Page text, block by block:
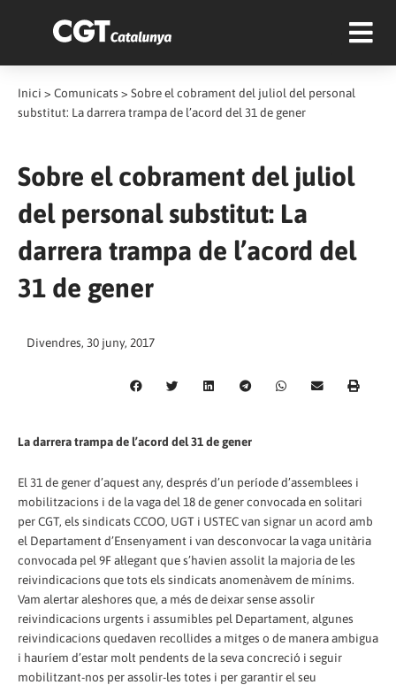
Inici > Comunicats > Sobre el cobrament del juliol del personal
substitut: La darrera trampa de l’acord del 31 de gener
Sobre el cobrament del juliol
del personal substitut: La
darrera trampa de l’acord del
31 de gener
Divendres, 30 juny, 2017
La darrera trampa de l’acord del 31 de gener
El 31 de gener d’aquest any, després d’un període d’assemblees i
mobilitzacions i de la vaga del 18 de gener convocada en solitari
per CGT, els sindicats CCOO, UGT i USTEC van signar un acord amb
el Departament d’Ensenyament i van desconvocar la vaga unitària
convocada pel 9F al·legant que s’havien assolit la majoria de les
reivindicacions que tots els sindicats anomenàvem de mínims.
Vam alertar aleshores que, a més de deixar sense assolir
reivindicacions urgents i assumibles pel Departament, algunes
reivindicacions quedaven recollides a mitges o de manera ambigua
i hauríem d’estar molt pendents de la seva concreció i seguir
mobilitzant-nos per assolir-les totes i per garantir el seu